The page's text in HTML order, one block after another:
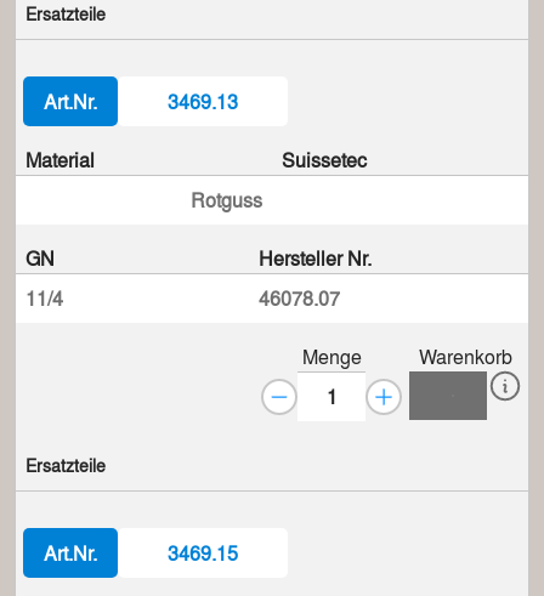
Ersatzteile
Art.Nr. 3469.13
Material
Rotguss
Suissetec
GN
Hersteller Nr.
11/4
46078.07
Menge Warenkorb
Ersatzteile
Art.Nr. 3469.15